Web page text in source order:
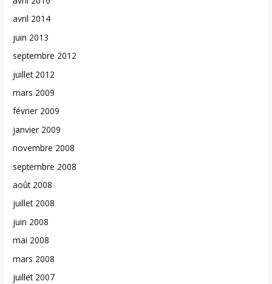
avril 2014
juin 2013
septembre 2012
juillet 2012
mars 2009
février 2009
janvier 2009
novembre 2008
septembre 2008
août 2008
juillet 2008
juin 2008
mai 2008
mars 2008
juillet 2007